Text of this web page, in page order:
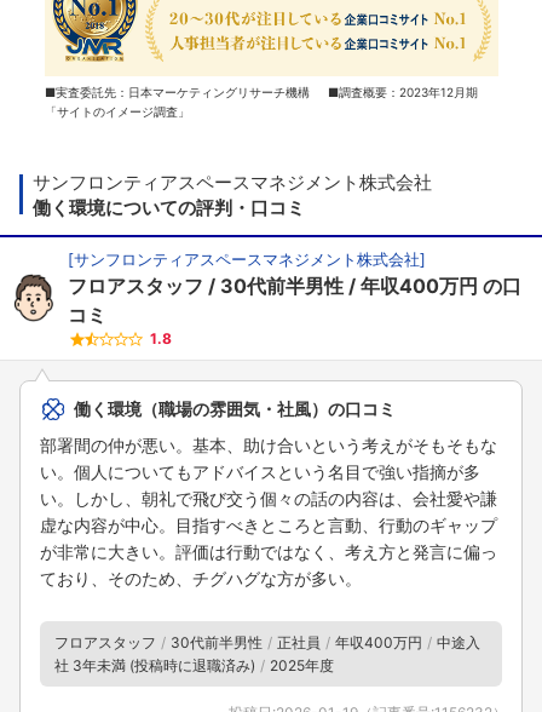
■実査委託先：日本マーケティングリサーチ機構 ■調査概要：2023年12月期
「サイトのイメージ調査」
サンフロンティアスペースマネジメント株式会社
働く環境についての評判・口コミ
[サンフロンティアスペースマネジメント株式会社]
フロアスタッフ 30代前半男性 年収400万円 の口
コミ
1.8
働く環境（職場の雰囲気・社風）の口コミ
部署間の仲が悪い。基本、助け合いという考えがそもそもな
い。個人についてもアドバイスという名目で強い指摘が多
い。しかし、朝礼で飛び交う個々の話の内容は、会社愛や謙
虚な内容が中心。目指すべきところと言動、行動のギャップ
が非常に大きい。評価は行動ではなく、考え方と発言に偏っ
ており、そのため、チグハグな方が多い。
フロアスタッフ 30代前半男性 正社員 年収400万円
中途入
社 3年未満 (投稿時に退職済み)
2025年度